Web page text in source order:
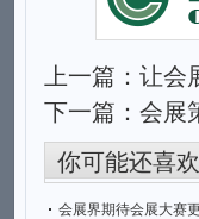
上一篇： 让会
下一篇： 会展
你可能还喜欢
会展界期待会展大赛